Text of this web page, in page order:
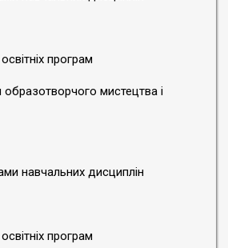
програм
образотворчого мистецтва і
навчальних дисциплін
програм